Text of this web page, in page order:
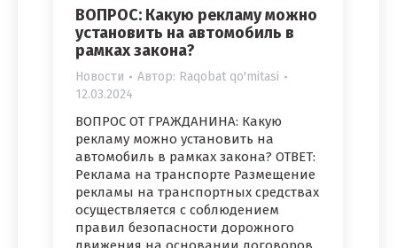
ВОПРОС: Какую рекламу можно
установить на автомобиль в
рамках закона?
Новости Автор: Raqobat qo'mitasi
12.03.2024
ВОПРОС ОТ ГРАЖДАНИНА: Какую
рекламу можно установить на
автомобиль в рамках закона? ОТВЕТ:
Реклама на транспорте Размещение
рекламы на транспортных средствах
осуществляется с соблюдением
правил безопасности дорожного